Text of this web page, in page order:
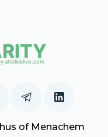
of Menachem